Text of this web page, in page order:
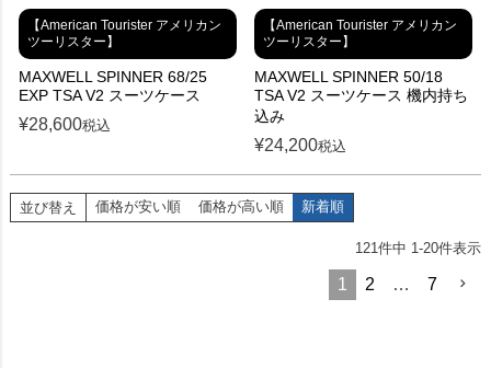
【American Tourister アメリカン
ツーリスター】
MAXWELL SPINNER 68/25
EXP TSA V2 スーツケース
¥28,600税込
【American Tourister アメリカン
ツーリスター】
MAXWELL SPINNER 50/18
TSA V2 スーツケース 機内持ち
込み
¥24,200税込
並び替え 価格が安い順 価格が高い順 新着順
121件中 1-20件表示
1 2 … 7